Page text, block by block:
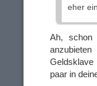
eher
Ah, schon
Geldsklave
paar in